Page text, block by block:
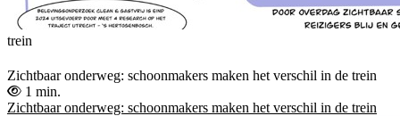
trein
Zichtbaar onderweg: schoonmakers maken het verschil in de trein
1 min.
Zichtbaar onderweg: schoonmakers maken het verschil in de trein